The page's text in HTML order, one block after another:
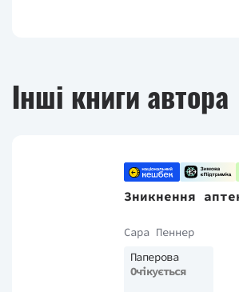
Інші книги автора
Зникнення
Сара Пеннер
Паперова
Очікується